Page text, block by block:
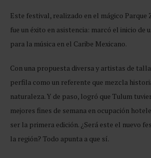
Este festival, realizado en el mágico Parque
fue un éxito en asistencia: marcó el inicio de
para la música en el Caribe Mexicano.
Con una propuesta diversa y artistas de
perfila como un referente que mezcla
naturaleza. Y de paso, logró que Tulum
mejores fines de semana en ocupación
ser la primera edición. ¿Será este el nuevo
la región? Todo apunta a que sí.